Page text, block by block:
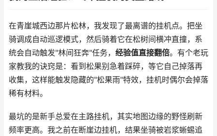
在青崖城西边那片松林，我发现了最离谱的挂机点。把坐
骑调成自动巡逻模式，然后骑着它在松树间横冲直撞，系
统会自动触发"林间狂奔"任务， 经验值直接翻倍。有个老玩
家教我的诀窍是：看到松果别急着踩碎，等它自己掉落再
收集，这样能触发隐藏的"松果雨"特效，挂机时偶尔会掉落
稀有材料。
最坑的是新手总爱在主路挂机，其实地图边缘的野怪刷新
频率更高。我之前在断崖边挂机，结果坐骑被岩浆蜥蜴追